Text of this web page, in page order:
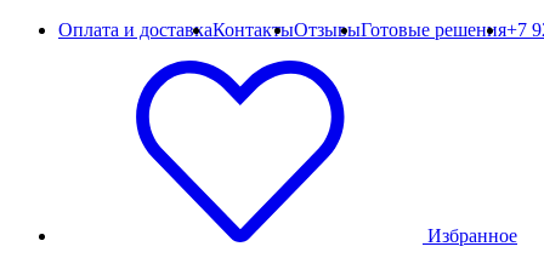
Оплата и доставкаКонтактыОтзывыГотовые решения+7
Избранное